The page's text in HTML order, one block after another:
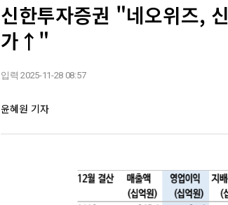
신한투자증권 "네오위즈,
가↑"
입력 2025-11-28 08:57
윤혜원 기자